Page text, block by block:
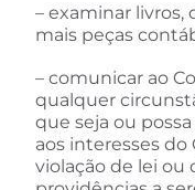
– examinar
mais peças
– comunicar ao
qualquer
que seja ou
aos interesses
violação de lei ou